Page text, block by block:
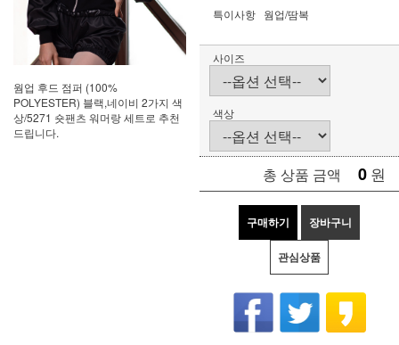
웜업 후드 점퍼 (100%
POLYESTER) 블랙,네이비 2가지 색
상/5271 숏팬츠 워머랑 세트로 추천
드립니다.
특이사항 웜업/땀복
사이즈
색상
총 상품 금액 0 원
구매하기 장바구니
관심상품